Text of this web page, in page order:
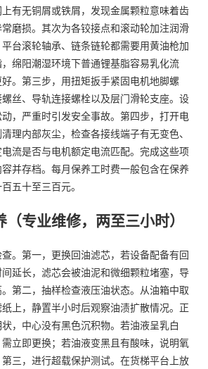
有无铜屑或铁屑，发现金属颗粒意味着齿
磨损。其次为各铰接点和滚动轮加注润滑
台滚轮轴承、链条链轮都需要用黄油枪加
绵阳潮湿环境下普通锂基脂容易乳化流
。第三步，用扭矩扳手紧固电机地脚螺
丝、导轨连接螺栓以及层门滑轮支座。设
，严重时引发安全事故。第四步，打开电
理内部灰尘，检查各接线端子有无变色、
流是否与电机额定电流匹配。完成这些项
并存档。每月保养工时费一般包含在保养
五十至三百元。
专业维修，两至三小时）
。第一，更换回油滤芯，若设备配备有回
延长，滤芯会被油泥和微细颗粒堵塞，导
第二，抽样检查液压油状态。从油箱中取
上，静置半小时后观察油渍扩散情况。正
，中心没有黑色沉积物。若油液呈乳白
立即更换；若油液变黑且有酸味，说明氧
三，进行超载保护测试。在货梯平台上放